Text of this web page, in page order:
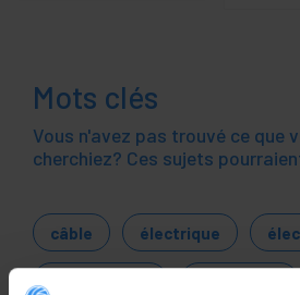
Mots clés
Vous n'avez pas trouvé ce que
cherchiez? Ces sujets
câble électrique